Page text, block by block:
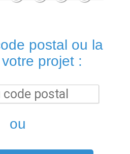
postal ou la
projet :
ou